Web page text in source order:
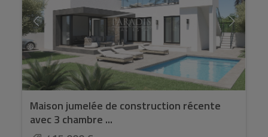
Maison jumelée de construction récente
avec 3 chambre ...